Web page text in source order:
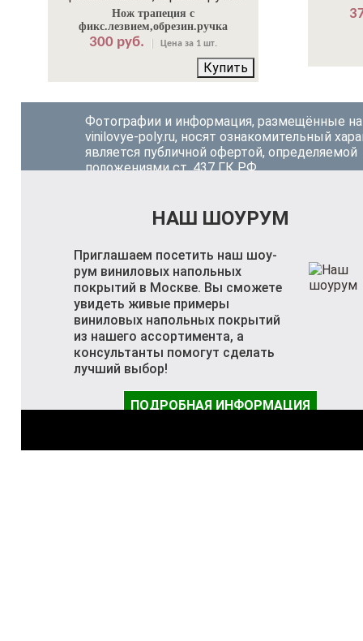
Нож трапеция с
фикс.лезвием,обрезин.ручка
300 руб. Цена за 1 шт.
Купить
Фотографии и информация, размещённые на
vinilovye-poly.ru, носят ознакомительный
является публичной офертой, определяемой
положениями ст. 437 ГК РФ.
НАШ ШОУРУМ
Приглашаем посетить наш шоу-
рум виниловых напольных
покрытий в Москве. Вы сможете
увидеть живые примеры
виниловых напольных покрытий
из нашего ассортимента, а
консультанты помогут сделать
лучший выбор!
ПОДРОБНАЯ ИНФОРМАЦИЯ